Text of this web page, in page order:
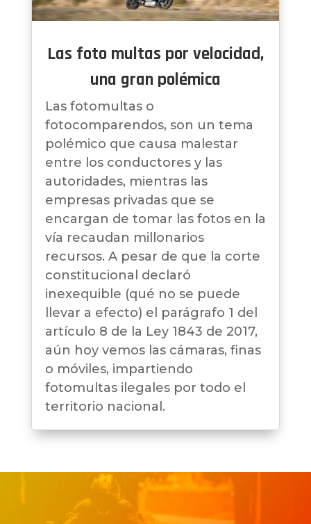
Las foto multas por velocidad,
una gran polémica
Las fotomultas o
fotocomparendos, son un tema
polémico que causa malestar
entre los conductores y las
autoridades, mientras las
empresas privadas que se
encargan de tomar las fotos en la
vía recaudan millonarios
recursos. A pesar de que la corte
constitucional declaró
inexequible (qué no se puede
llevar a efecto) el parágrafo 1 del
artículo 8 de la Ley 1843 de 2017,
aún hoy vemos las cámaras, finas
o móviles, impartiendo
fotomultas ilegales por todo el
territorio nacional.